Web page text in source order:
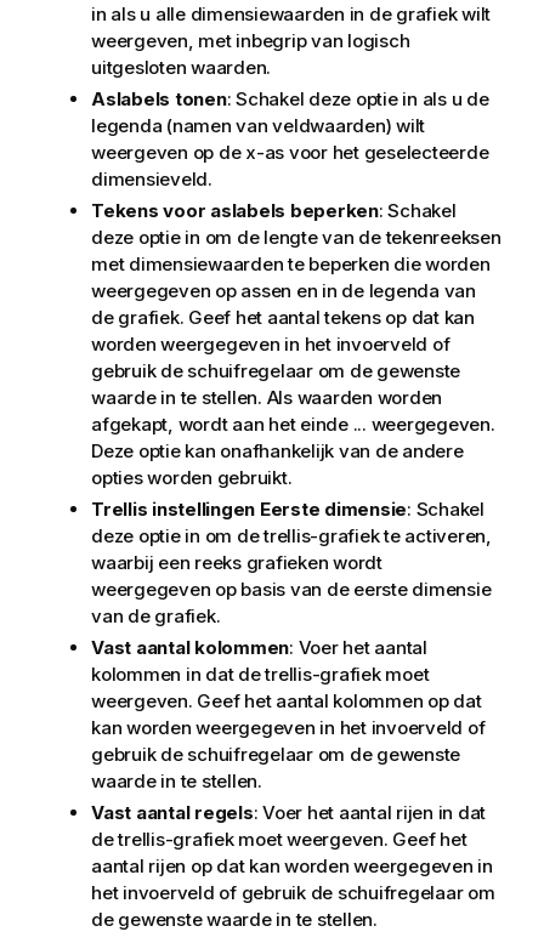
in als u alle dimensiewaarden in de grafiek wilt
weergeven, met inbegrip van logisch
uitgesloten waarden.
Aslabels tonen: Schakel deze optie in als u de
legenda (namen van veldwaarden) wilt
weergeven op de x-as voor het geselecteerde
dimensieveld.
Tekens voor aslabels beperken: Schakel
deze optie in om de lengte van de tekenreeksen
met dimensiewaarden te beperken die worden
weergegeven op assen en in de legenda van
de grafiek. Geef het aantal tekens op dat kan
worden weergegeven in het invoerveld of
gebruik de schuifregelaar om de gewenste
waarde in te stellen. Als waarden worden
afgekapt, wordt aan het einde ... weergegeven.
Deze optie kan onafhankelijk van de andere
opties worden gebruikt.
Trellis instellingen Eerste dimensie: Schakel
deze optie in om de trellis-grafiek te activeren,
waarbij een reeks grafieken wordt
weergegeven op basis van de eerste dimensie
van de grafiek.
Vast aantal kolommen: Voer het aantal
kolommen in dat de trellis-grafiek moet
weergeven. Geef het aantal kolommen op dat
kan worden weergegeven in het invoerveld of
gebruik de schuifregelaar om de gewenste
waarde in te stellen.
Vast aantal regels: Voer het aantal rijen in dat
de trellis-grafiek moet weergeven. Geef het
aantal rijen op dat kan worden weergegeven in
het invoerveld of gebruik de schuifregelaar om
de gewenste waarde in te stellen.